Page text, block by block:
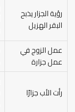
رؤية الجزار يذبح
البقر الهزيل
عمل الزوج في
عمل جزارة
رأت الأب جزارًا